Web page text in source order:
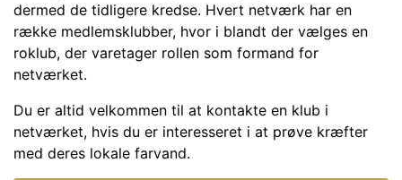
dermed de tidligere kredse. Hvert netværk har en
række medlemsklubber, hvor i blandt der vælges en
roklub, der varetager rollen som formand for
netværket.
Du er altid velkommen til at kontakte en klub i
netværket, hvis du er interesseret i at prøve kræfter
med deres lokale farvand.